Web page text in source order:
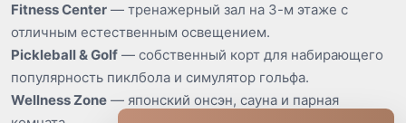
Fitness Center — тренажерный зал на 3-м этаже с
отличным естественным освещением.
Pickleball & Golf — собственный корт для набирающего
популярность пиклбола и симулятор гольфа.
Wellness Zone — японский онсэн, сауна и парная